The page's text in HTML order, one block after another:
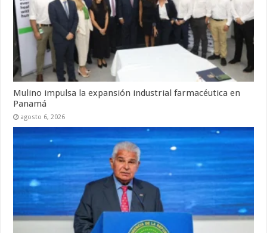
Mulino impulsa la expansión industrial farmacéutica en
Panamá
agosto 6, 2026